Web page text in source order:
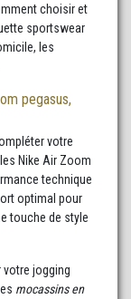
choisir et
sportswear
les
pegasus,
votre
Nike Air Zoom
technique
optimal pour
touche de style
votre jogging
mocassins en